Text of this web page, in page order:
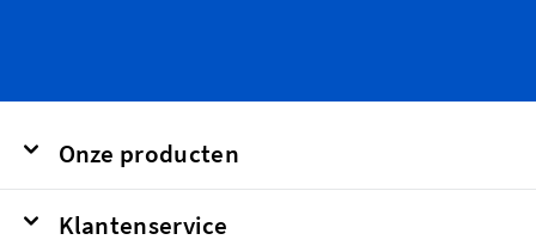
Onze producten
Klantenservice